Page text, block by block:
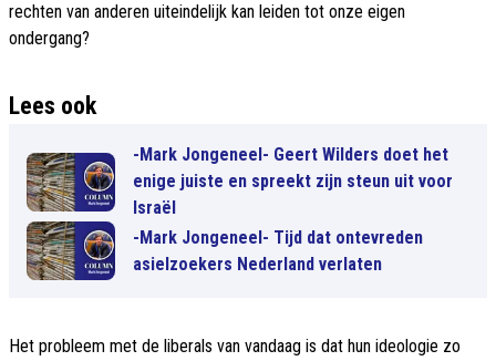
rechten van anderen uiteindelijk kan leiden tot onze eigen
ondergang?
Lees ook
-Mark Jongeneel- Geert Wilders doet het
enige juiste en spreekt zijn steun uit voor
Israël
-Mark Jongeneel- Tijd dat ontevreden
asielzoekers Nederland verlaten
Het probleem met de liberals van vandaag is dat hun ideologie zo